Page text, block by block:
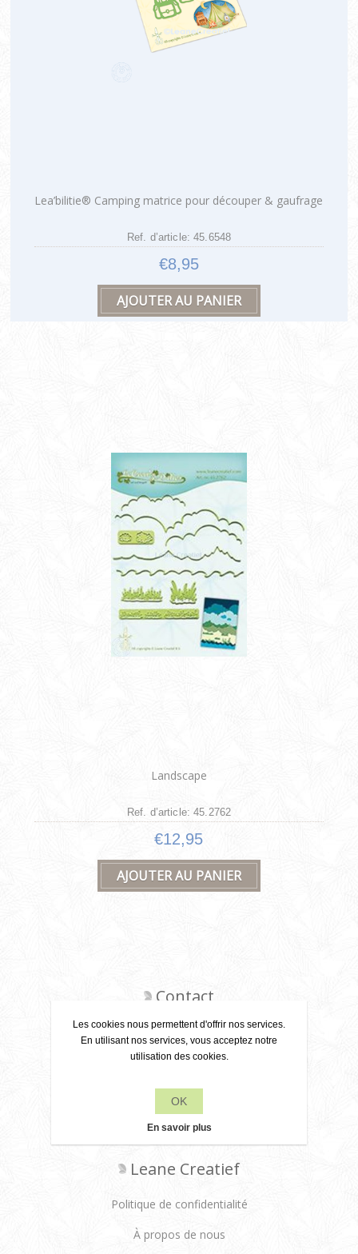
Lea’bilitie® Camping matrice pour découper & gaufrage
Ref. d’article: 45.6548
€8,95
Landscape
Ref. d’article: 45.2762
€12,95
Contact
info[at]leanecreatief.com
Dronten, Pays-Bas
Leane Creatief
Politique de confidentialité
À propos de nous
Les cookies nous permettent d'offrir nos services.
En utilisant nos services, vous acceptez notre
utilisation des cookies.
OK
En savoir plus